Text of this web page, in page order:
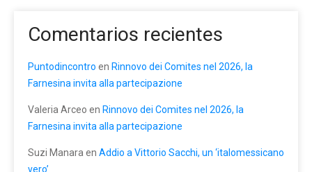
Comentarios recientes
Puntodincontro en Rinnovo dei Comites nel 2026, la
Farnesina invita alla partecipazione
Valeria Arceo en Rinnovo dei Comites nel 2026, la
Farnesina invita alla partecipazione
Suzi Manara en Addio a Vittorio Sacchi, un ‘italomessicano
vero’